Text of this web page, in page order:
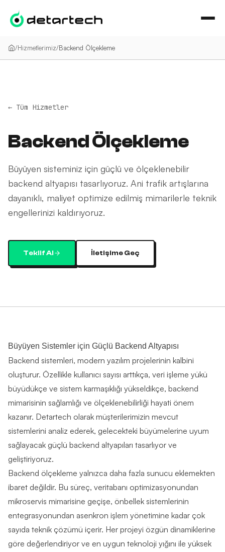
/Hizmetlerimiz/Backend Ölçekleme
← Tüm Hizmetler
Backend Ölçekleme
Büyüyen sisteminiz için güçlü ve ölçeklenebilir
backend altyapısı tasarlıyoruz. Ani trafik artışlarına
dayanıklı, maliyet optimize edilmiş mimarilerle teknik
engellerinizi kaldırıyoruz.
Teklif Al İletişime Geç
Büyüyen Sistemler için Güçlü Backend Altyapısı
Backend sistemleri, modern yazılım projelerinin kalbini
oluşturur. Özellikle kullanıcı sayısı arttıkça, veri işleme yükü
büyüdükçe ve sistem karmaşıklığı yükseldikçe, backend
mimarisinin sağlamlığı ve ölçeklenebilirliği hayati önem
kazanır. Detartech olarak müşterilerimizin mevcut
sistemlerini analiz ederek, gelecekteki büyümelerine uyum
sağlayacak güçlü backend altyapıları tasarlıyor ve
geliştiriyoruz.
Backend ölçekleme yalnızca daha fazla sunucu eklemekten
ibaret değildir. Bu süreç, veritabanı optimizasyonundan
mikroservis mimarisine geçişe, önbellek sistemlerinin
entegrasyonundan asenkron işlem yönetimine kadar çok
sayıda teknik çözümü içerir. Her projeyi özgün dinamiklerine
göre değerlendiriyor ve en uygun teknoloji yığını ile yüksek